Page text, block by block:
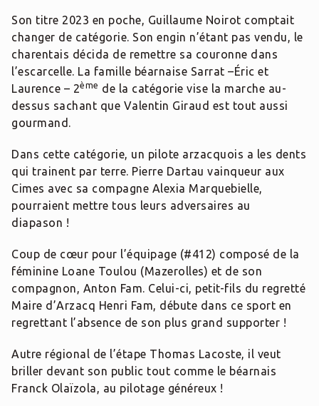
Son titre 2023 en poche, Guillaume Noirot comptait
changer de catégorie. Son engin n’étant pas vendu, le
charentais décida de remettre sa couronne dans
l’escarcelle. La famille béarnaise Sarrat –Éric et
Laurence – 2ème de la catégorie vise la marche au-
dessus sachant que Valentin Giraud est tout aussi
gourmand.
Dans cette catégorie, un pilote arzacquois a les dents
qui trainent par terre. Pierre Dartau vainqueur aux
Cimes avec sa compagne Alexia Marquebielle,
pourraient mettre tous leurs adversaires au
diapason !
Coup de cœur pour l’équipage (#412) composé de la
féminine Loane Toulou (Mazerolles) et de son
compagnon, Anton Fam. Celui-ci, petit-fils du regretté
Maire d’Arzacq Henri Fam, débute dans ce sport en
regrettant l’absence de son plus grand supporter !
Autre régional de l’étape Thomas Lacoste, il veut
briller devant son public tout comme le béarnais
Franck Olaïzola, au pilotage généreux !